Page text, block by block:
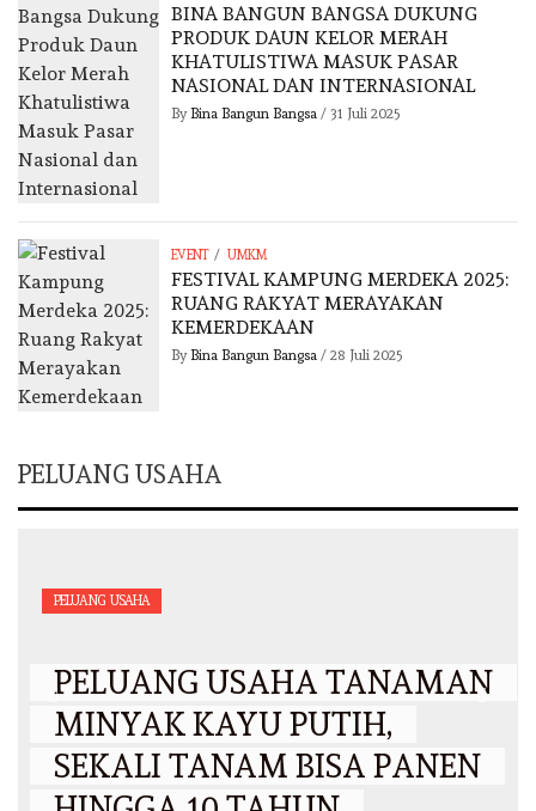
BINA BANGUN BANGSA DUKUNG
PRODUK DAUN KELOR MERAH
KHATULISTIWA MASUK PASAR
NASIONAL DAN INTERNASIONAL
By Bina Bangun Bangsa / 31 Juli 2025
EVENT / UMKM
FESTIVAL KAMPUNG MERDEKA 2025:
RUANG RAKYAT MERAYAKAN
KEMERDEKAAN
By Bina Bangun Bangsa / 28 Juli 2025
PELUANG USAHA
PELUANG USAHA
PELUANG USAHA TANAMAN
MINYAK KAYU PUTIH,
SEKALI TANAM BISA PANEN